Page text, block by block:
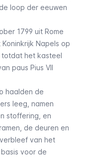
loop der eeuwen
1799 uit Rome
Napels op
het kasteel
paus Pius VII
haalden de
leeg, namen
stoffering, en
de deuren en
van het
voor de